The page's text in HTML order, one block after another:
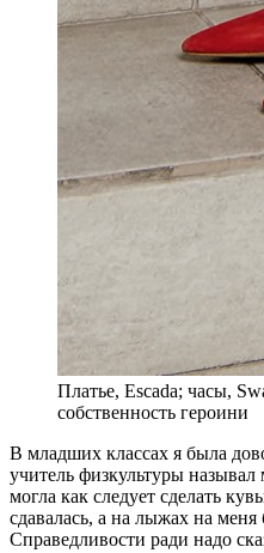
Платье, Escada; часы,
собственность героини
В младших классах я была
учитель физкультуры
могла как следует сделать
сдавалась, а на лыжах на
Справедливости ради надо